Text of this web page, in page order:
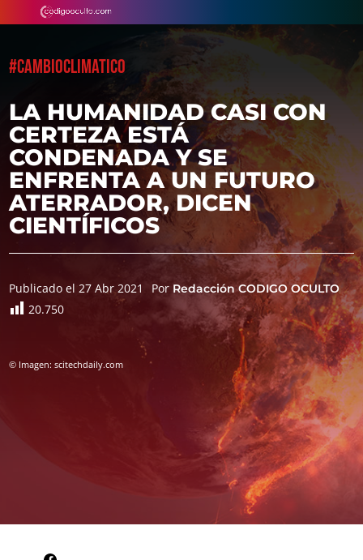
#CAMBIOCLIMATICO
LA HUMANIDAD CASI CON
CERTEZA ESTÁ
CONDENADA Y SE
ENFRENTA A UN FUTURO
ATERRADOR, DICEN
CIENTÍFICOS
Publicado el 27 Abr 2021 Por Redacción CODIGO OCULTO
20.750
© Imagen: scitechdaily.com